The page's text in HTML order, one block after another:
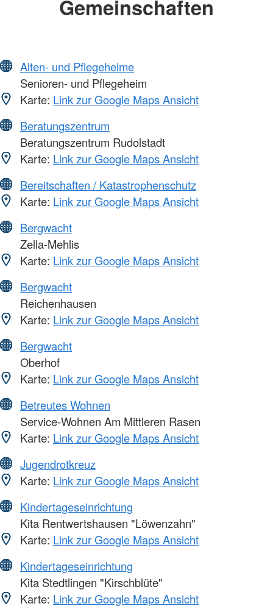
Gemeinschaften
Alten- und Pflegeheime
Senioren- und Pflegeheim
Karte: Link zur Google Maps Ansicht
Beratungszentrum
Beratungszentrum Rudolstadt
Karte: Link zur Google Maps Ansicht
Bereitschaften / Katastrophenschutz
Karte: Link zur Google Maps Ansicht
Bergwacht
Zella-Mehlis
Karte: Link zur Google Maps Ansicht
Bergwacht
Reichenhausen
Karte: Link zur Google Maps Ansicht
Bergwacht
Oberhof
Karte: Link zur Google Maps Ansicht
Betreutes Wohnen
Service-Wohnen Am Mittleren Rasen
Karte: Link zur Google Maps Ansicht
Jugendrotkreuz
Karte: Link zur Google Maps Ansicht
Kindertageseinrichtung
Kita Rentwertshausen "Löwenzahn"
Karte: Link zur Google Maps Ansicht
Kindertageseinrichtung
Kita Stedtlingen "Kirschblüte"
Karte: Link zur Google Maps Ansicht